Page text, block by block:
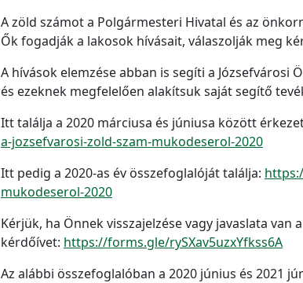
A zöld számot a Polgármesteri Hivatal és az
Ők fogadják a lakosok hívásait, válaszolják meg
A hívások elemzése abban is segíti a
és ezeknek megfelelően alakítsuk saját segítő
Itt találja a 2020 márciusa és júniusa között
a-jozsefvarosi-zold-szam-mukodeserol-2020
Itt pedig a 2020-as év összefoglalóját találja:
mukodeserol-2020
Kérjük, ha Önnek visszajelzése vagy javaslata
kérdőívet: https://forms.gle/rySXav5uzxYfkss6A
Az alábbi összefoglalóban a 2020 június és 2021